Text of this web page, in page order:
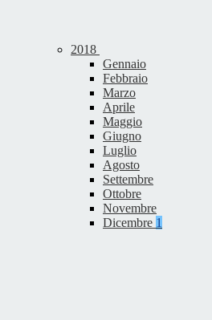
2018
Gennaio
Febbraio
Marzo
Aprile
Maggio
Giugno
Luglio
Agosto
Settembre
Ottobre
Novembre
Dicembre 1